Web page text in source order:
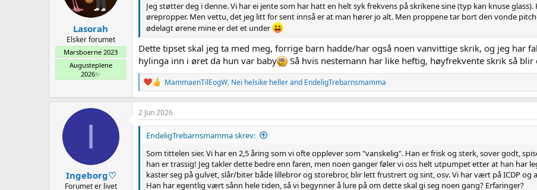
s
:
Lasorah
Elsker forumet
Marsboerne 2023
Augusteplene
2026✨
Jeg støtter deg i denne. Vi har ei jente som har hatt en helt syk frekvens på skrikene sine (typ kan knuse
ørepropper. Men vettu, det jeg litt for sent innså er at man hører jo alt. Men proppene tar bort den vonde
ødelagt ørene mine er det et under
Dette tipset skal jeg ta med meg, forrige barn hadde/har også noen vanvittige skrik, og jeg har
hylinga inn i øret da hun var baby
Så hvis nestemann har like heftig, høyfrekvente skrik så
R
e
a
c
t
i
o
s
:
MammaenTilEogW, Nei helsike hellerand EndeligTrebarnsmamma
I
Ingeborg♡
Forumet er livet
2 Jun 2026
EndeligTrebarnsmamma skrev:
Som tittelen sier. Vi har en 2,5 åring som vi ofte opplever som "vanskelig". Han er frisk og sterk, sover godt,
han er trassig! Jeg takler dette bedre enn faren, men noen ganger føler vi oss helt utpumpet etter at han har
kaster seg på gulvet, slår/biter både lillebror og storebror, blir lett frustrert og sint, osv. Vi har vært på ICDP og
Han har egentlig vært sånn hele tiden, så vi begynner å lure på om dette skal gi seg noen gang? Erfaringer?